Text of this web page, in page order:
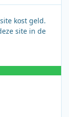
kost geld.
site in de